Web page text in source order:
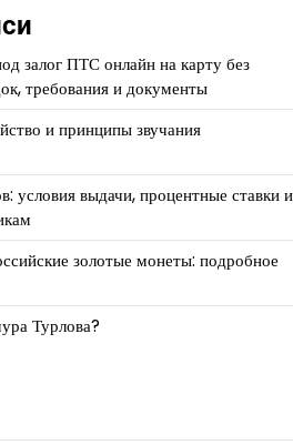
залог ПТС онлайн на карту без
требования и документы
и принципы звучания
условия выдачи, процентные ставки и
золотые монеты: подробное
Турлова?